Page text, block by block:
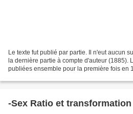
Le texte fut publié par partie. Il n'eut aucun
la dernière partie à compte d'auteur (1885).
publiées ensemble pour la première fois en
-Sex Ratio et